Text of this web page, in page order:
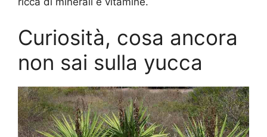
Curiosità, cosa ancora
non sai sulla yucca